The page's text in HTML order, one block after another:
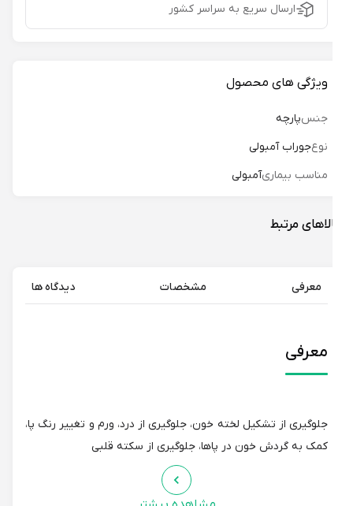
ارسال سریع به سراسر کشور
ویژگی های محصول
جنسپارچه
جوراب آمبولی
مناسب بیماریآمبولی
مرتبط
معرفی مشخصات دیدگاه ها
معرفی
جلوگیری از تشکیل لخته خون، جلوگیری از درد، ورم و تغییر رنگ پا،
کمک به گردش خون در پاها، جلوگیری از سکته قلبی